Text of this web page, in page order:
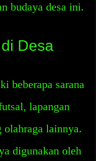
budaya desa ini.
Desa
beberapa sarana
lapangan
olahraga lainnya.
digunakan oleh